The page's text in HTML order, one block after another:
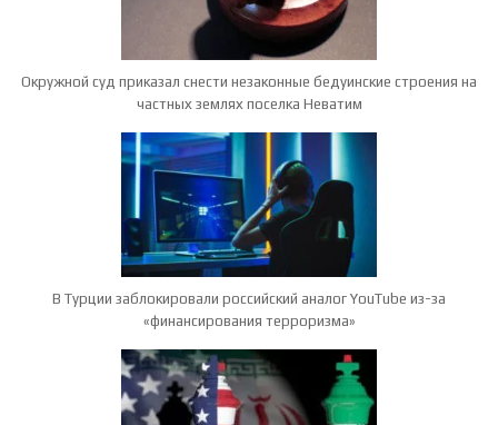
Окружной суд приказал снести незаконные бедуинские строения на
частных землях поселка Неватим
В Турции заблокировали российский аналог YouTube из-за
«финансирования терроризма»